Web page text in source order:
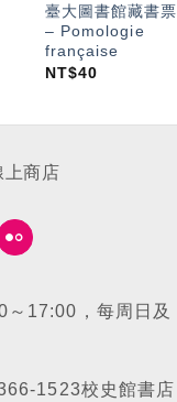
臺大圖書館藏書票
– Pomologie
française
NT$40
上商店
～17:00，每周日及
1523校史館書店